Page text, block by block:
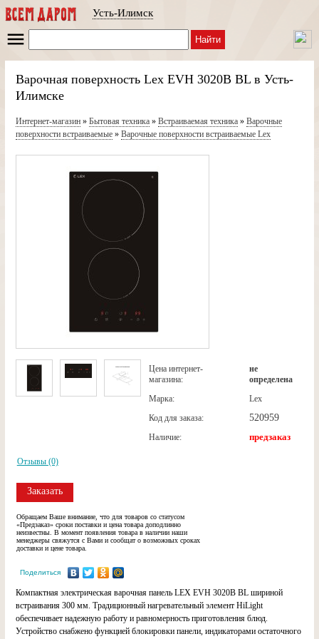
Усть-Илимск
Найти
Варочная поверхность Lex EVH 3020B BL в Усть-
Илимске
Интернет-магазин» Бытовая техника» Встраиваемая техника» Варочные
поверхности встраиваемые» Варочные поверхности встраиваемые Lex
Цена интернет-
магазина:
не
определена
Марка:
Lex
Код для заказа:
520959
Наличие: предзаказ
Отзывы (0)
Заказать
Обращаем Ваше внимание, что для товаров со статусом
«Предзаказ» сроки поставки и цена товара доподлинно
неизвестны. В момент появления товара в наличии наши
менеджеры свяжутся с Вами и сообщат о возможных сроках
доставки и цене товара.
Поделиться
Компактная электрическая варочная панель LEX EVH 3020B BL шириной
встраивания 300 мм. Традиционный нагревательный элемент HiLight
обеспечивает надежную работу и равномерность приготовления блюд.
Устройство снабжено функцией блокировки панели, индикаторами остаточного